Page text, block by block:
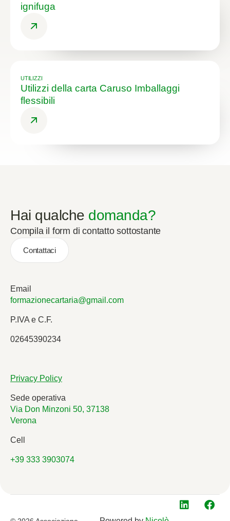
ignifuga
UTILIZZI
Utilizzi della carta Caruso Imballaggi
flessibili
Hai qualche domanda?
Compila il form di contatto sottostante
Contattaci
Email
formazionecartaria@gmail.com
P.IVA e C.F.
02645390234
Privacy Policy
Sede operativa
Via Don Minzoni 50, 37138
Verona
Cell
+39 333 3903074